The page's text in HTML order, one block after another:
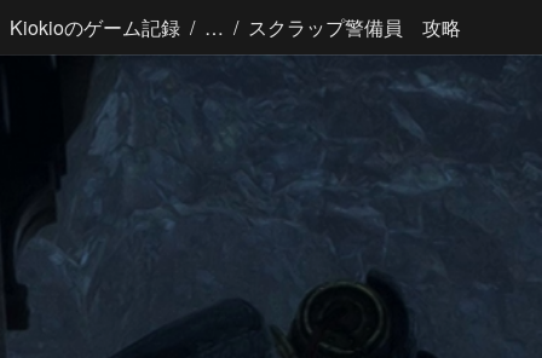
Kiokioのゲーム記録 / / スクラップ警備員 攻略